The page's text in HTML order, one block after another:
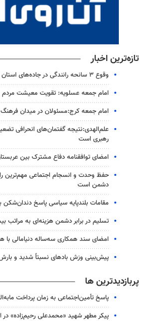
تازه‌ترین اخبار
وقوع ۳ سانحه رانندگی در جاده‌های استان سمنان؛ یک نفر جان باخت
امام جمعه عسلویه: تقویت معیشت
امام جمعه کرج:مسئولان در میدان
علم‌الهدی:نتیجه گفتمان‌های انحرافی
رهبری است
امضای توافقنامه دفاع مشترک بین
حفظ وحدت و انسجام اجتماعی مهم‌ترین
دشمن است
مقامات بلندپایه سیاسی پاسخ دندان‌شکن
تسلیم در برابر دشمن هزینه‌ای به مراتب
امضای سند همکاری سه‌ساله دنیامالی با
پیش‌بینی وزش بادهای نسبتاً شدید و بارش
پربازدیدترین ها
پاسخ تأمین‌اجتماعی به زمان پرداخت
پیکر مطهر شهید «محمدعلی رحیم‌زاده» در